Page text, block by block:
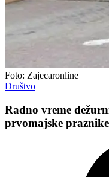
Foto: Zajecaronline
Društvo
Radno vreme
prvomajske praznike